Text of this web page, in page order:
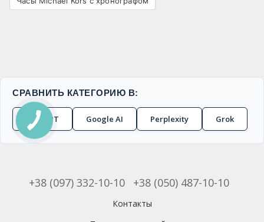
СРАВНИТЬ КАТЕГОРИЮ В:
ChatGPT Google AI Perplexity Grok
+38 (097) 332-10-10 +38 (050) 487-10-10
Контакты